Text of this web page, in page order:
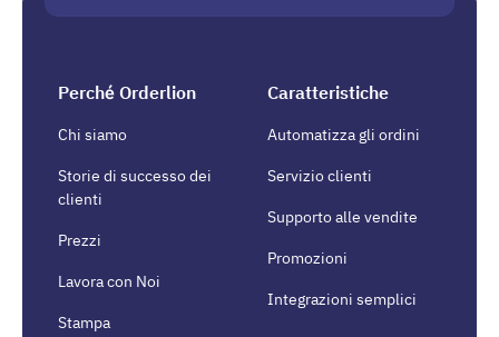
Perché Orderlion
Chi siamo
Storie di successo dei
clienti
Prezzi
Lavora con Noi
Stampa
Caratteristiche
Automatizza gli ordini
Servizio clienti
Supporto alle vendite
Promozioni
Integrazioni semplici